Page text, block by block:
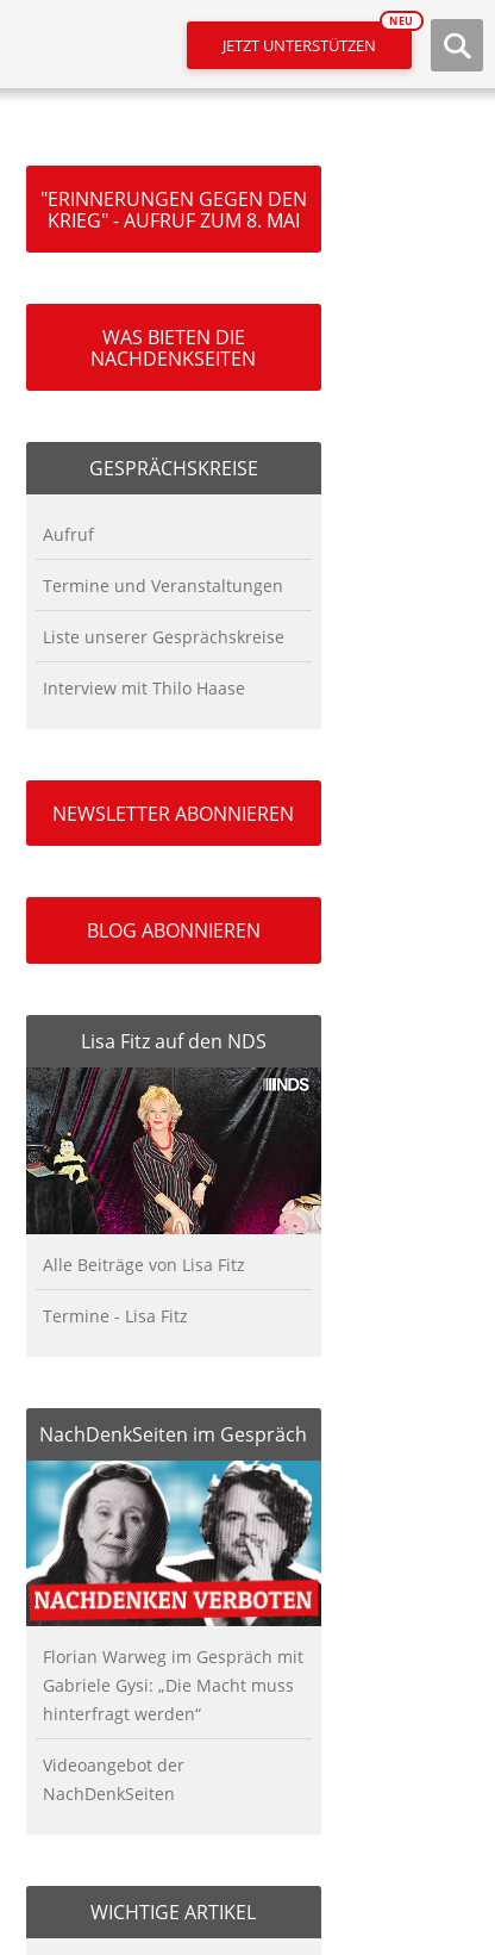
JETZT UNTERSTÜTZEN
NEU
"ERINNERUNGEN GEGEN DEN
KRIEG" - AUFRUF ZUM 8. MAI
WAS BIETEN DIE
NACHDENKSEITEN
GESPRÄCHSKREISE
Aufruf
Termine und Veranstaltungen
Liste unserer Gesprächskreise
Interview mit Thilo Haase
NEWSLETTER ABONNIEREN
BLOG ABONNIEREN
Lisa Fitz auf den NDS
Alle Beiträge von Lisa Fitz
Termine - Lisa Fitz
NachDenkSeiten im Gespräch
Florian Warweg im Gespräch mit
Gabriele Gysi: „Die Macht muss
hinterfragt werden“
Videoangebot der
NachDenkSeiten
WICHTIGE ARTIKEL